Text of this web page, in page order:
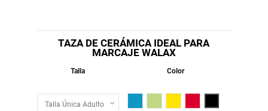
TAZA DE CERÁMICA IDEAL PARA
MARCAJE WALAX
Talla Color